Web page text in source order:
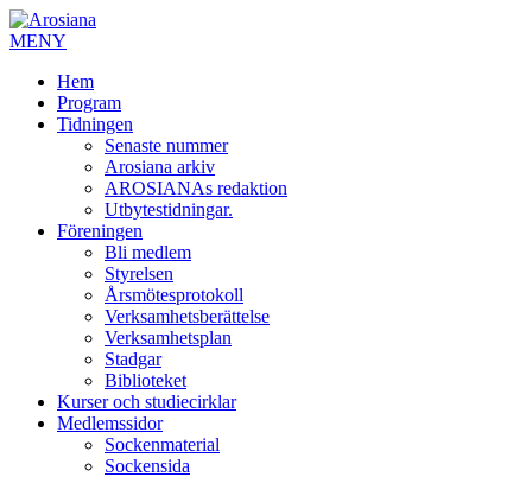
MENY
Hem
Program
Tidningen
Senaste nummer
Arosiana arkiv
AROSIANAs redaktion
Utbytestidningar.
Föreningen
Bli medlem
Styrelsen
Årsmötesprotokoll
Verksamhetsberättelse
Verksamhetsplan
Stadgar
Biblioteket
Kurser och studiecirklar
Medlemssidor
Sockenmaterial
Sockensida